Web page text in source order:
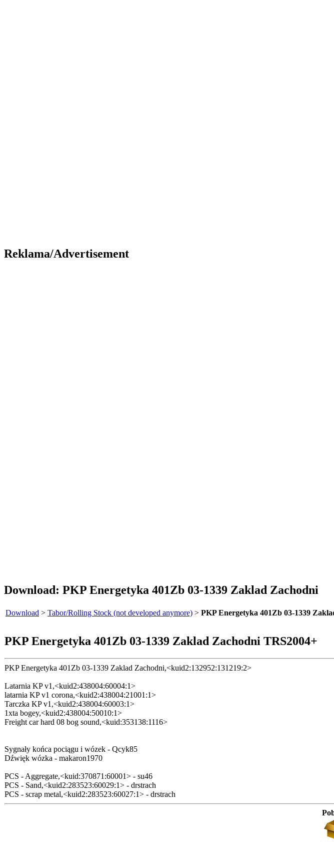
Reklama/Advertisement
Download: PKP Energetyka 401Zb 03-1339 Zaklad Zachodni
Download > Tabor/Rolling Stock (not developed anymore) > PKP Energetyka 401Zb 03-1339
PKP Energetyka 401Zb 03-1339 Zaklad Zachodni TRS2004+
PKP Energetyka 401Zb 03-1339 Zaklad Zachodni,<kuid2:132952:131219:2>
Latarnia KP v1,<kuid2:438004:60004:1>
latarnia KP v1 corona,<kuid2:438004:21001:1>
Tarczka KP v1,<kuid2:438004:60003:1>
1xta bogey,<kuid2:438004:50010:1>
Freight car hard 08 bog sound,<kuid:353138:1116>
Sygnały końca pociągu i wózek - Qcyk85
Dźwięk wózka - makaron1970
PCS - Aggregate,<kuid:370871:60001> - su46
PCS - Sand,<kuid2:283523:60029:1> - drstrach
PCS - scrap metal,<kuid2:283523:60027:1> - drstrach